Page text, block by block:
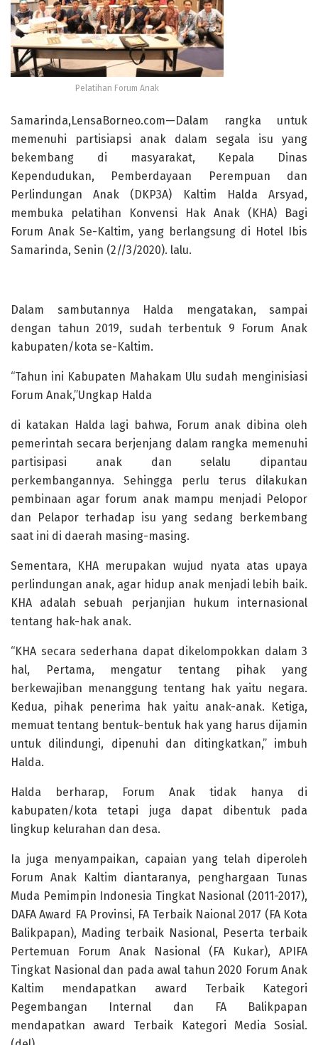
Pelatihan Forum Anak
Samarinda,LensaBorneo.com—Dalam rangka untuk
memenuhi partisiapsi anak dalam segala isu yang
bekembang di masyarakat, Kepala Dinas
Kependudukan, Pemberdayaan Perempuan dan
Perlindungan Anak (DKP3A) Kaltim Halda Arsyad,
membuka pelatihan Konvensi Hak Anak (KHA) Bagi
Forum Anak Se-Kaltim, yang berlangsung di Hotel Ibis
Samarinda, Senin (2//3/2020). lalu.
Dalam sambutannya Halda mengatakan, sampai
dengan tahun 2019, sudah terbentuk 9 Forum Anak
kabupaten/kota se-Kaltim.
“Tahun ini Kabupaten Mahakam Ulu sudah menginisiasi
Forum Anak,”Ungkap Halda
di katakan Halda lagi bahwa, Forum anak dibina oleh
pemerintah secara berjenjang dalam rangka memenuhi
partisipasi anak dan selalu dipantau
perkembangannya. Sehingga perlu terus dilakukan
pembinaan agar forum anak mampu menjadi Pelopor
dan Pelapor terhadap isu yang sedang berkembang
saat ini di daerah masing-masing.
Sementara, KHA merupakan wujud nyata atas upaya
perlindungan anak, agar hidup anak menjadi lebih baik.
KHA adalah sebuah perjanjian hukum internasional
tentang hak-hak anak.
“KHA secara sederhana dapat dikelompokkan dalam 3
hal, Pertama, mengatur tentang pihak yang
berkewajiban menanggung tentang hak yaitu negara.
Kedua, pihak penerima hak yaitu anak-anak. Ketiga,
memuat tentang bentuk-bentuk hak yang harus dijamin
untuk dilindungi, dipenuhi dan ditingkatkan,” imbuh
Halda.
Halda berharap, Forum Anak tidak hanya di
kabupaten/kota tetapi juga dapat dibentuk pada
lingkup kelurahan dan desa.
Ia juga menyampaikan, capaian yang telah diperoleh
Forum Anak Kaltim diantaranya, penghargaan Tunas
Muda Pemimpin Indonesia Tingkat Nasional (2011-2017),
DAFA Award FA Provinsi, FA Terbaik Naional 2017 (FA Kota
Balikpapan), Mading terbaik Nasional, Peserta terbaik
Pertemuan Forum Anak Nasional (FA Kukar), APIFA
Tingkat Nasional dan pada awal tahun 2020 Forum Anak
Kaltim mendapatkan award Terbaik Kategori
Pegembangan Internal dan FA Balikpapan
mendapatkan award Terbaik Kategori Media Sosial.